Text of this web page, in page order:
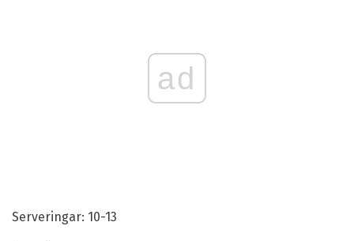
ad
Serveringar: 10-13